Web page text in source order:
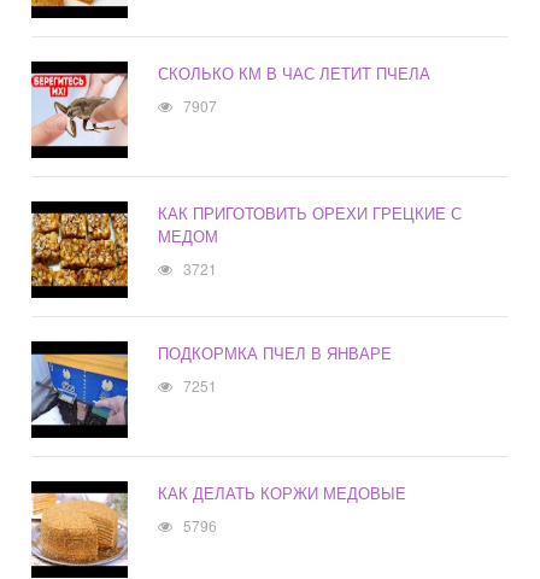
СКОЛЬКО КМ В ЧАС ЛЕТИТ ПЧЕЛА
7907
КАК ПРИГОТОВИТЬ ОРЕХИ ГРЕЦКИЕ С
МЕДОМ
3721
ПОДКОРМКА ПЧЕЛ В ЯНВАРЕ
7251
КАК ДЕЛАТЬ КОРЖИ МЕДОВЫЕ
5796